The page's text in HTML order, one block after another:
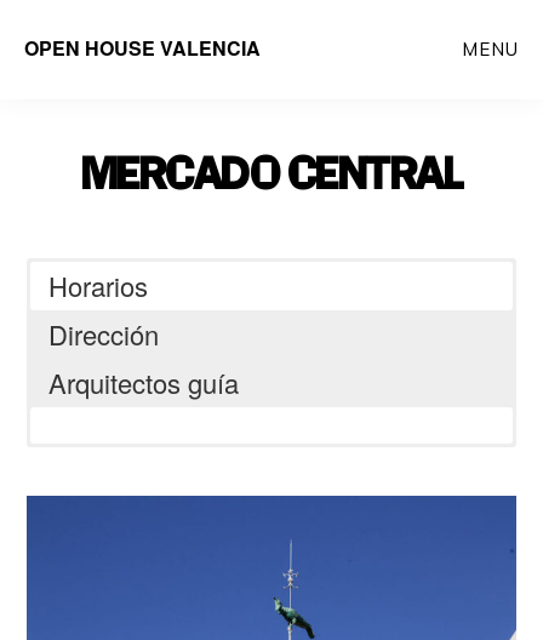
OPEN HOUSE VALENCIA MENU
MERCADO CENTRAL
Horarios
Dirección
Arquitectos guía
Voluntarios OHV